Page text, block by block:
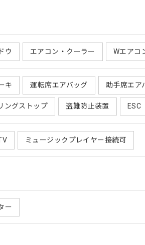
ウ エアコン・クーラー Wエアコ
キ 運転席エアバッグ 助手席エア
ングストップ 盗難防止装置 ESC
ミュージックプレイヤー接続可
ー